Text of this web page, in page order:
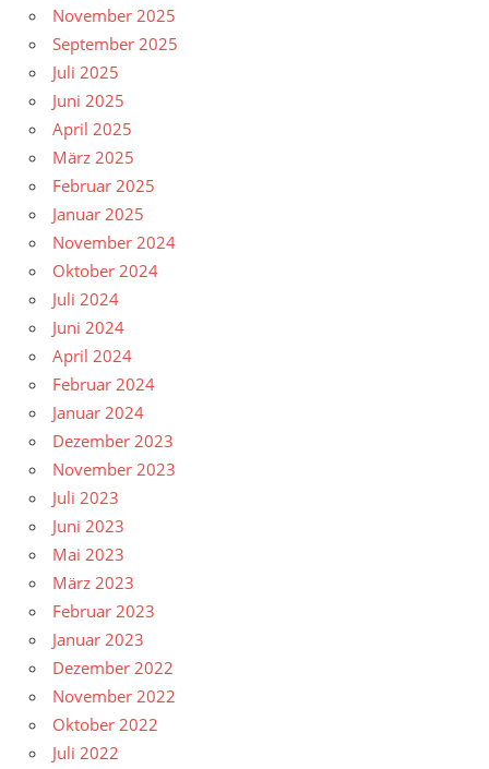
November 2025
September 2025
Juli 2025
Juni 2025
April 2025
März 2025
Februar 2025
Januar 2025
November 2024
Oktober 2024
Juli 2024
Juni 2024
April 2024
Februar 2024
Januar 2024
Dezember 2023
November 2023
Juli 2023
Juni 2023
Mai 2023
März 2023
Februar 2023
Januar 2023
Dezember 2022
November 2022
Oktober 2022
Juli 2022